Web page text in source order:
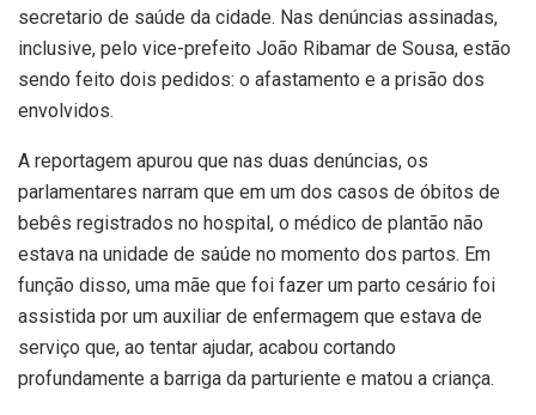
secretario de saúde da cidade. Nas denúncias assinadas,
inclusive, pelo vice-prefeito João Ribamar de Sousa, estão
sendo feito dois pedidos: o afastamento e a prisão dos
envolvidos.
A reportagem apurou que nas duas denúncias, os
parlamentares narram que em um dos casos de óbitos de
bebês registrados no hospital, o médico de plantão não
estava na unidade de saúde no momento dos partos. Em
função disso, uma mãe que foi fazer um parto cesário foi
assistida por um auxiliar de enfermagem que estava de
serviço que, ao tentar ajudar, acabou cortando
profundamente a barriga da parturiente e matou a criança.